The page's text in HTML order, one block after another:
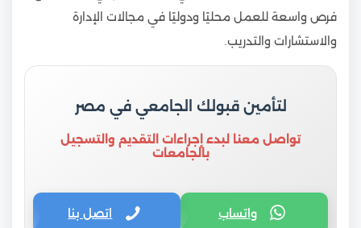
فرص واسعة للعمل محليًا ودوليًا في مجالات الإدارة
والاستشارات والتدريب.
لتأمين قبولك الجامعي في مصر
تواصل معنا لبدء إجراءات التقديم والتسجيل
بالجامعات
واتساب اتصل بنا